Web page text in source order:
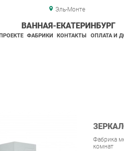
Эль-Монте
ВАННАЯ-ЕКАТЕРИНБУРГ
ФАБРИКИ КОНТАКТЫ ОПЛАТА И
Фабрика
комнат